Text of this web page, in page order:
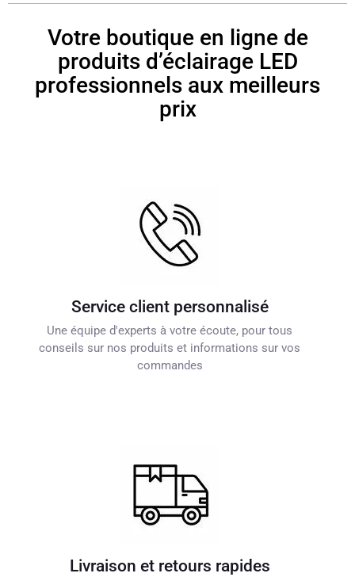
Votre boutique en ligne de
produits d’éclairage LED
professionnels aux meilleurs
prix
Service client personnalisé
Une équipe d'experts à votre écoute, pour tous
conseils sur nos produits et informations sur vos
commandes
Livraison et retours rapides